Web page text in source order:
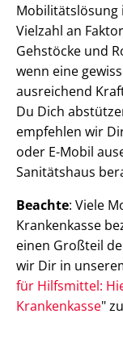
Mobilitätslösung
Vielzahl an
Gehstöcke und
wenn eine
ausreichend
Du Dich
empfehlen wir
oder E-Mobil
Sanitätshaus
Beachte: Viele
Krankenkasse
einen Großteil
wir Dir in
für Hilfsmittel:
Krankenkasse"